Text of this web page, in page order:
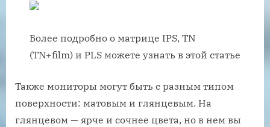
Более подробно о матрице IPS, TN
(TN+film) и PLS можете узнать в этой статье
Также мониторы могут быть с разным типом
поверхности: матовым и глянцевым. На
глянцевом — ярче и сочнее цвета, но в нем вы